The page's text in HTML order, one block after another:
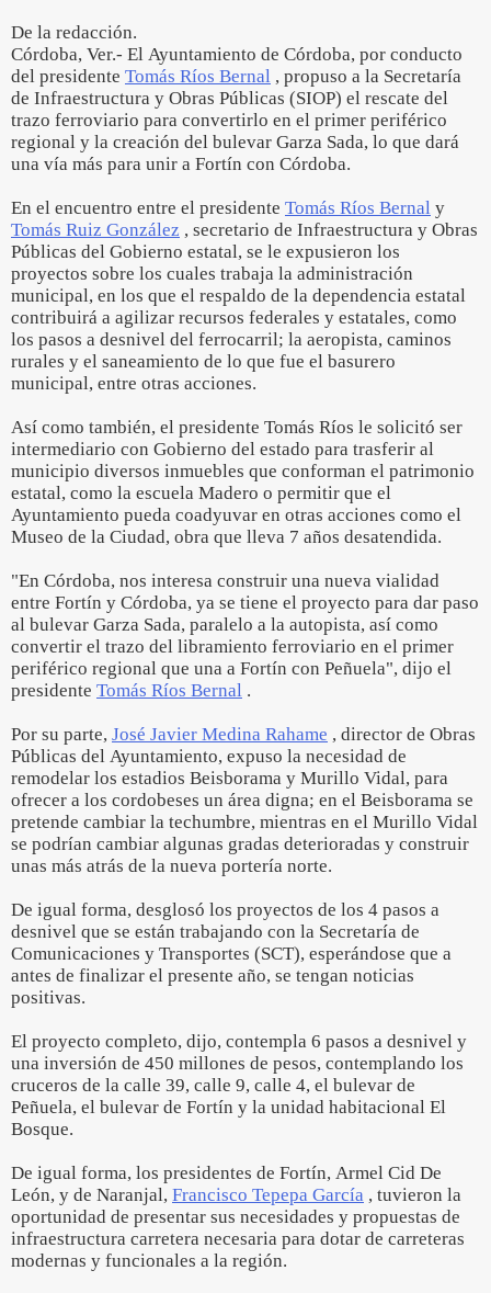
De la redacción.
Córdoba, Ver.- El Ayuntamiento de Córdoba, por conducto
del presidente Tomás Ríos Bernal , propuso a la Secretaría
de Infraestructura y Obras Públicas (SIOP) el rescate del
trazo ferroviario para convertirlo en el primer periférico
regional y la creación del bulevar Garza Sada, lo que dará
una vía más para unir a Fortín con Córdoba.
En el encuentro entre el presidente Tomás Ríos Bernal y
Tomás Ruiz González , secretario de Infraestructura y Obras
Públicas del Gobierno estatal, se le expusieron los
proyectos sobre los cuales trabaja la administración
municipal, en los que el respaldo de la dependencia estatal
contribuirá a agilizar recursos federales y estatales, como
los pasos a desnivel del ferrocarril; la aeropista, caminos
rurales y el saneamiento de lo que fue el basurero
municipal, entre otras acciones.
Así como también, el presidente Tomás Ríos le solicitó ser
intermediario con Gobierno del estado para trasferir al
municipio diversos inmuebles que conforman el patrimonio
estatal, como la escuela Madero o permitir que el
Ayuntamiento pueda coadyuvar en otras acciones como el
Museo de la Ciudad, obra que lleva 7 años desatendida.
"En Córdoba, nos interesa construir una nueva vialidad
entre Fortín y Córdoba, ya se tiene el proyecto para dar paso
al bulevar Garza Sada, paralelo a la autopista, así como
convertir el trazo del libramiento ferroviario en el primer
periférico regional que una a Fortín con Peñuela", dijo el
presidente Tomás Ríos Bernal .
Por su parte, José Javier Medina Rahame , director de Obras
Públicas del Ayuntamiento, expuso la necesidad de
remodelar los estadios Beisborama y Murillo Vidal, para
ofrecer a los cordobeses un área digna; en el Beisborama se
pretende cambiar la techumbre, mientras en el Murillo Vidal
se podrían cambiar algunas gradas deterioradas y construir
unas más atrás de la nueva portería norte.
De igual forma, desglosó los proyectos de los 4 pasos a
desnivel que se están trabajando con la Secretaría de
Comunicaciones y Transportes (SCT), esperándose que a
antes de finalizar el presente año, se tengan noticias
positivas.
El proyecto completo, dijo, contempla 6 pasos a desnivel y
una inversión de 450 millones de pesos, contemplando los
cruceros de la calle 39, calle 9, calle 4, el bulevar de
Peñuela, el bulevar de Fortín y la unidad habitacional El
Bosque.
De igual forma, los presidentes de Fortín, Armel Cid De
León, y de Naranjal, Francisco Tepepa García , tuvieron la
oportunidad de presentar sus necesidades y propuestas de
infraestructura carretera necesaria para dotar de carreteras
modernas y funcionales a la región.